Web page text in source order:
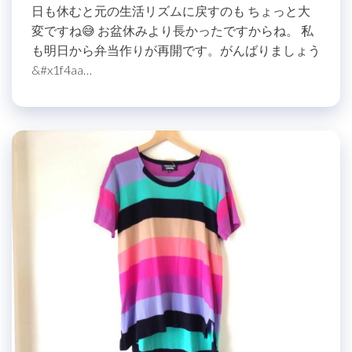
日も休むと元の生活リズムに戻すのも ちょっと大
変ですね😅 お盆休みより長かったですからね。 私
も明日から弁当作りが再開です。がんばりましょう
&#x1f4aa…